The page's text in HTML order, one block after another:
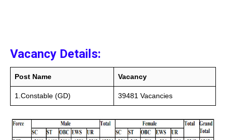
Vacancy Details:
Post Name Vacancy
1.Constable (GD) 39481 Vacancies